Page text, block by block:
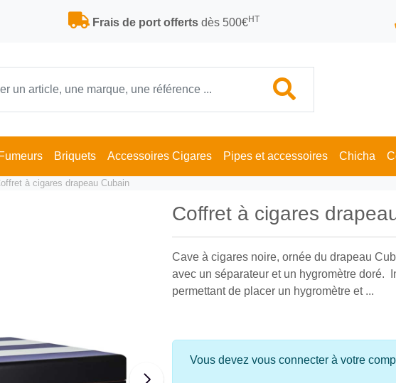
Frais de port offertsdès 500€HT
Briquets Accessoires Cigares Pipes et accessoires Chicha
à cigares drapeau Cubain
Coffret à cigares
Cave à cigares noire, ornée du drapeau
avec un séparateur et un hygromètre doré.
permettant de placer un hygromètre et ...
Vous devez vous connecter à votre